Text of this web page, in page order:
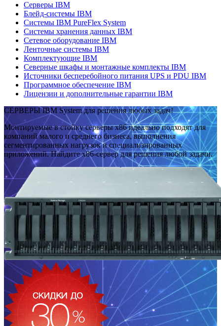
Серверы IBM
Блейд-системы IBM
Системы IBM PureFlex System
Системы хранения данных IBM
Сетевое оборудование IBM
Ленточные системы IBM
Комплектующие IBM
Северные шкафы и монтажные комплекты IBM
Источники бесперебойного питания UPS и PDU IBM
Программное обеспечение IBM
Лицензии и дополнительные гарантии IBM
СЕРВЕРЫ IBM System для решения любых задач!
Монтируемые в стойку серверы x86 идеально подходят для
компаний малого и среднего бизнеса, выполнения
сегментированных нагрузок и специализированных
приложений. Найдите x86-сервер для решения любой задачи.